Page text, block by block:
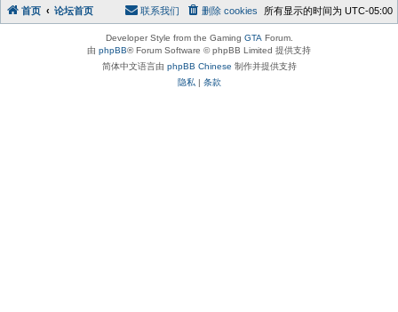
首页 论坛首页 所有显示的时间为 UTC-05:00
删除 cookies
联系我们
Developer Style from the Gaming GTA Forum.
由 phpBB® Forum Software © phpBB Limited 提供支持
简体中文语言由 phpBB Chinese 制作并提供支持
隐私 | 条款